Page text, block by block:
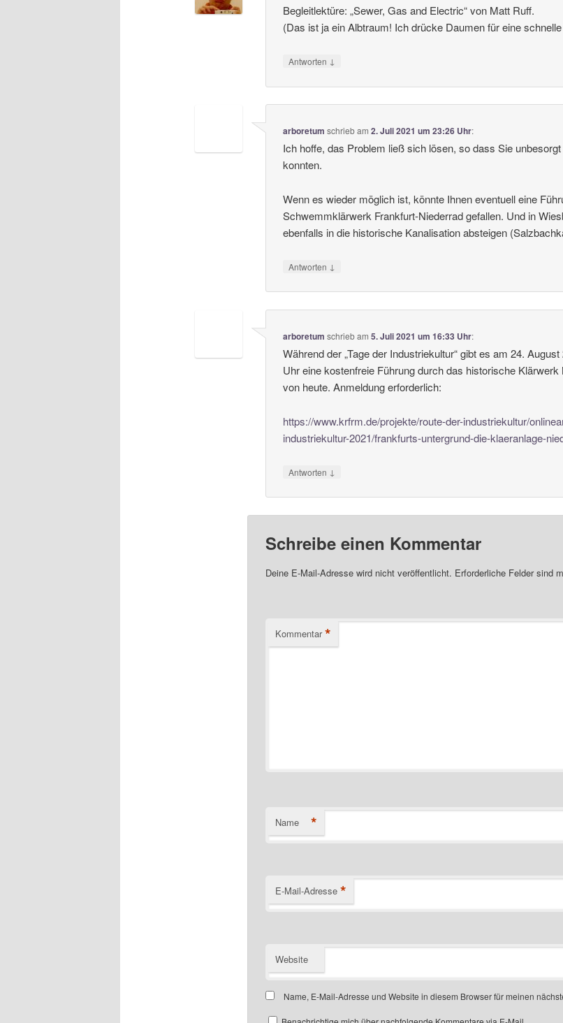
Begleitlektüre: „Sewer, Gas and Electric“ von Matt Ruff.
(Das ist ja ein Albtraum! Ich drücke Daumen für eine
Antworten ↓
arboretum schriebam2. Juli 2021 um 23:26 Uhr:
Ich hoffe, das Problem ließ sich lösen, so dass Sie
konnten.
Wenn es wieder möglich ist, könnte Ihnen eventuell eine
Schwemmklärwerk Frankfurt-Niederrad gefallen. Und in
ebenfalls in die historische Kanalisation absteigen
Antworten ↓
arboretum schriebam5. Juli 2021 um 16:33 Uhr:
Während der „Tage der Industriekultur“ gibt es am 24.
Uhr eine kostenfreie Führung durch das historische Klärwerk
von heute. Anmeldung erforderlich:
https://www.krfrm.de/projekte/route-der-industriekultur/
industriekultur-2021/frankfurts-untergrund-die-klaeranlage-
Antworten ↓
Schreibe einen Kommentar
Deine E-Mail-Adresse wird nicht veröffentlicht. Erforderliche Felder sind
Kommentar *
Name *
E-Mail-Adresse *
Website
Name, E-Mail-Adresse und Website in diesem Browser für meinen